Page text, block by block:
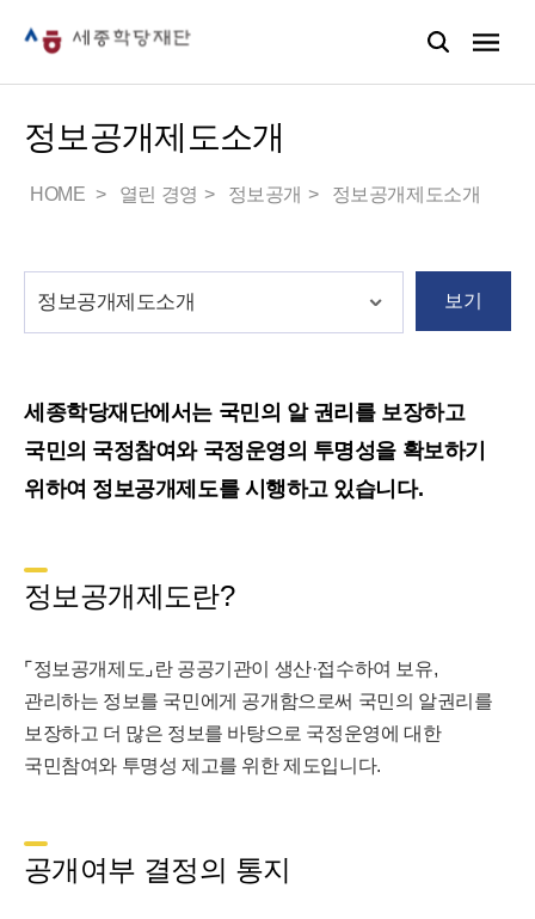
정보공개제도소개
HOME 열린 경영 정보공개 정보공개제도소개
보기
세종학당재단에서는 국민의 알 권리를 보장하고
국민의 국정참여와 국정운영의 투명성을 확보하기
위하여 정보공개제도를 시행하고 있습니다.
정보공개제도란?
⌜정보공개제도⌟란 공공기관이 생산·접수하여 보유,
관리하는 정보를 국민에게 공개함으로써 국민의 알권리를
보장하고 더 많은 정보를 바탕으로 국정운영에 대한
국민참여와 투명성 제고를 위한 제도입니다.
공개여부 결정의 통지